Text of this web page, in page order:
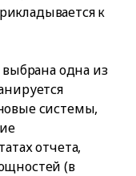
к
выбрана одна из
системы,
отчета,
(в